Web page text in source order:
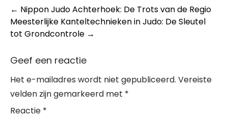
Post
navigation
← Nippon Judo Achterhoek: De Trots van de Regio
Meesterlijke Kanteltechnieken in Judo: De Sleutel
tot Grondcontrole →
Geef een reactie
Het e-mailadres wordt niet gepubliceerd. Vereiste
velden zijn gemarkeerd met *
Reactie *